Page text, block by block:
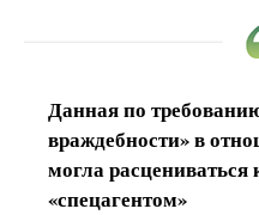
Данная по
враждебности» в
могла расцениваться
«спецагентом»